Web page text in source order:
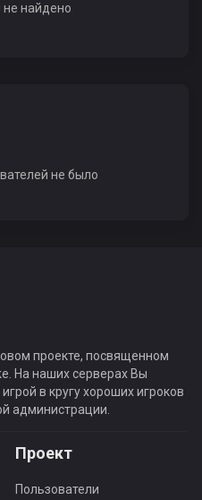
найдено
не было
проекте, посвященном
На наших серверах Вы
в кругу хороших игроков
администрации.
Проект
Пользователи